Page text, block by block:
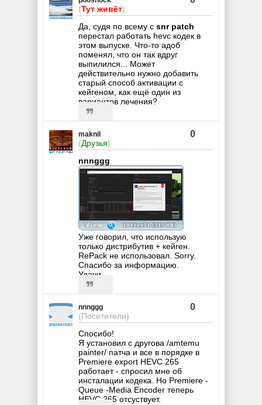
(Тут живёт)
Да, судя по всему c snr patch
перестал работать hevc кодек в
этом выпуске. Что-то адоб
поменял, что он так вдруг
выпилился... Может
действительно нужно добавить
старый способ активации с
кейгеном, как ещё один из
вариантов лечения?
maknil
(Друзья)
0
nnnggg
Уже говорил, что использую
только дистрибутив + кейген.
RePack не использовал. Sorry.
Спасибо за информацию.
Удачи.
nnnggg
(Посетители)
0
Спосибо!
Я установил с другова /amtemu
painter/ патча и все в порядке в
Premiеre export HEVC 265
работает - спросил мне об
инсталации кодека. Но Premiere -
Queue -Media Encoder теперь
HEVC 265 отсуствует.